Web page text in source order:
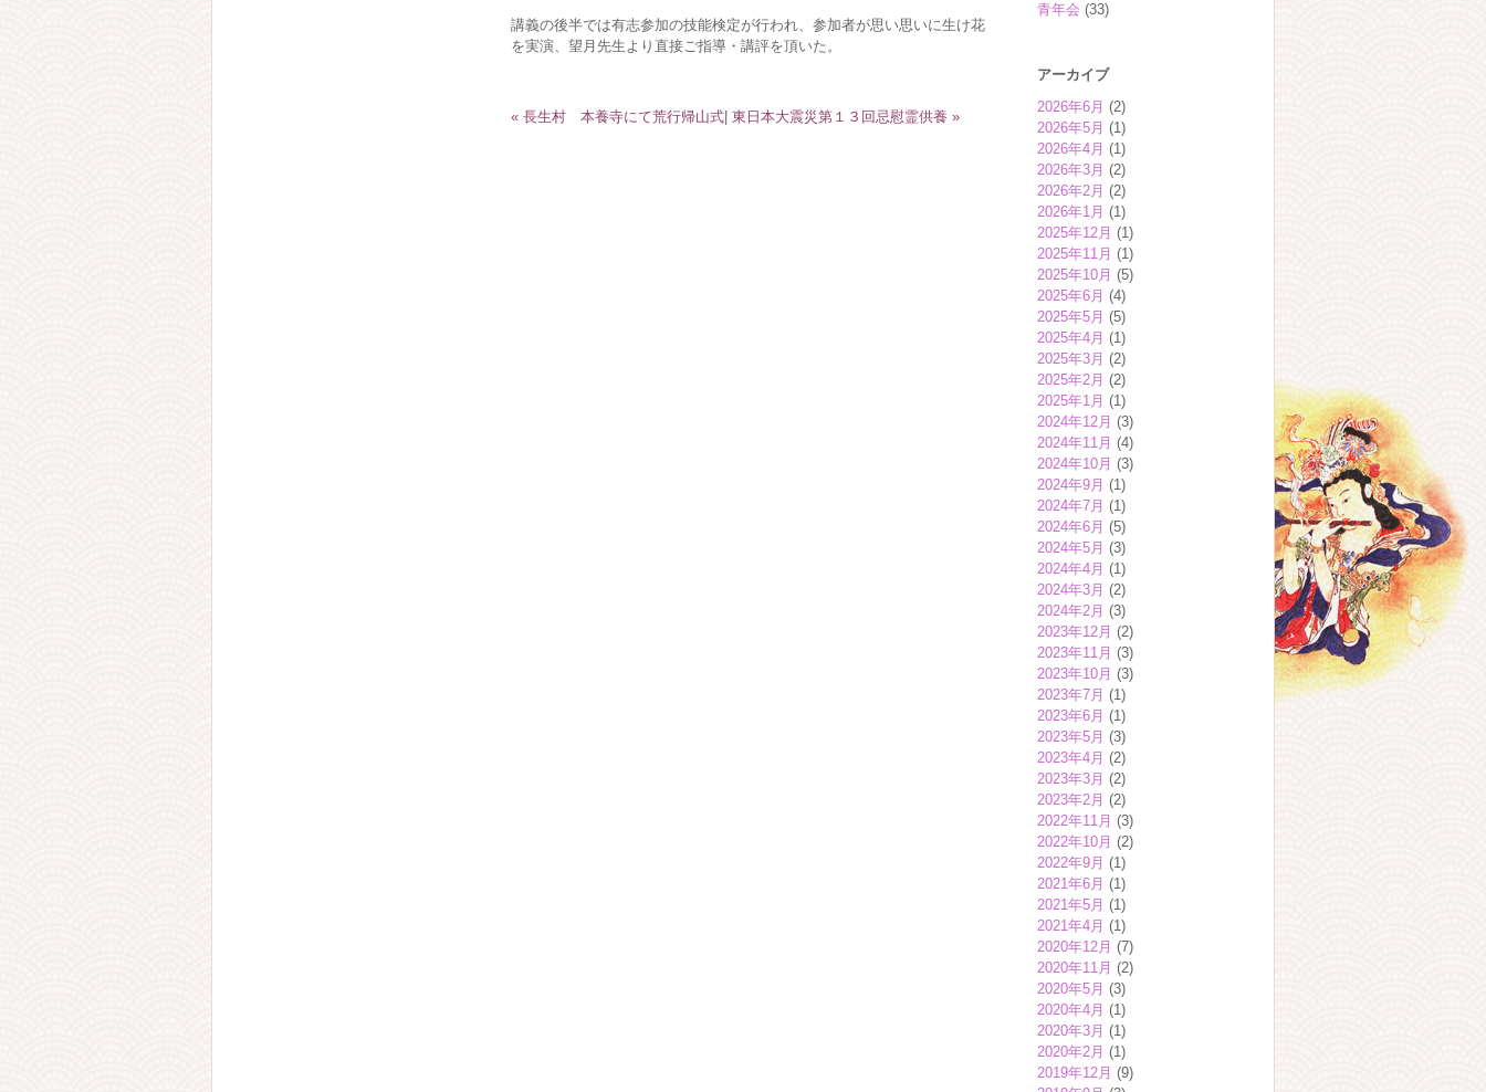
青年会 (33)
アーカイブ
2026年6月 (2)
2026年5月 (1)
2026年4月 (1)
2026年3月 (2)
2026年2月 (2)
2026年1月 (1)
2025年12月 (1)
2025年11月 (1)
2025年10月 (5)
2025年6月 (4)
2025年5月 (5)
2025年4月 (1)
2025年3月 (2)
2025年2月 (2)
2025年1月 (1)
2024年12月 (3)
2024年11月 (4)
2024年10月 (3)
2024年9月 (1)
2024年7月 (1)
2024年6月 (5)
2024年5月 (3)
2024年4月 (1)
2024年3月 (2)
2024年2月 (3)
2023年12月 (2)
2023年11月 (3)
2023年10月 (3)
2023年7月 (1)
2023年6月 (1)
2023年5月 (3)
2023年4月 (2)
2023年3月 (2)
2023年2月 (2)
2022年11月 (3)
2022年10月 (2)
2022年9月 (1)
2021年6月 (1)
2021年5月 (1)
2021年4月 (1)
2020年12月 (7)
2020年11月 (2)
2020年5月 (3)
2020年4月 (1)
2020年3月 (1)
2020年2月 (1)
2019年12月 (9)
講義の後半では有志参加の技能検定が行われ、参加者が思い思いに生け花
を実演、望月先生より直接ご指導・講評を頂いた。
« 長生村 本養寺にて荒行帰山式 東日本大震災第１３回忌慰霊供養 »